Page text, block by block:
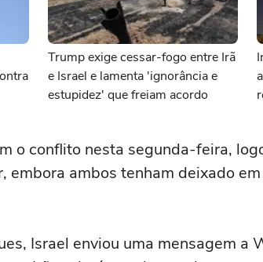
Trump exige cessar-fogo entre Irã
e Israel e lamenta 'ignorância e
estupidez' que freiam acordo
o conflito nesta segunda-feira,
embora ambos tenham deixado
Israel enviou ‌uma mensagem a